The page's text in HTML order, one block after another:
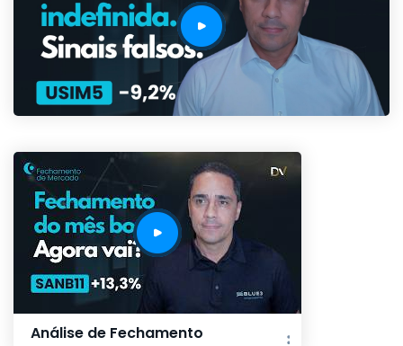
Análise de Fechamento